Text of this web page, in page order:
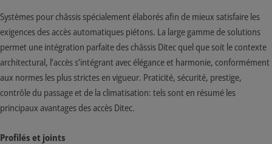
Systèmes pour châssis spécialement élaborés afin de mieux satisfaire les
exigences des accès automatiques piétons. La large gamme de solutions
permet une intégration parfaite des châssis Ditec quel que soit le contexte
architectural, l’accès s’intégrant avec élégance et harmonie, conformément
aux normes les plus strictes en vigueur. Praticité, sécurité, prestige,
contrôle du passage et de la climatisation: tels sont en résumé les
principaux avantages des accès Ditec.
Profilés et joints